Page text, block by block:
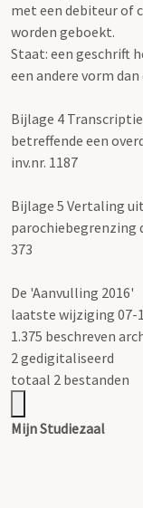
met een debiteur of
worden geboekt.
Staat: een geschrift
een andere vorm
Bijlage 4
betreffende een
inv.nr. 1187
Bijlage 5 Vertaling
parochiebegrenzing
373
De 'Aanvulling 2016'
laatste wijziging 07-
1.375 beschreven
2 gedigitaliseerd
totaal 2 bestanden
Mijn Studiezaal